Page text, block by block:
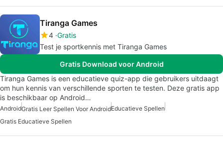
Tiranga Games
4 Gratis
Test je sportkennis met Tiranga Games
Gratis Download voor Android
Tiranga Games is een educatieve quiz-app die gebruikers uitdaagt
om hun kennis van verschillende sporten te testen. Deze gratis app
is beschikbaar op Android…
AndroidGratis Leer Spellen Voor AndroidEducatieve Spellen
Gratis Educatieve Spellen